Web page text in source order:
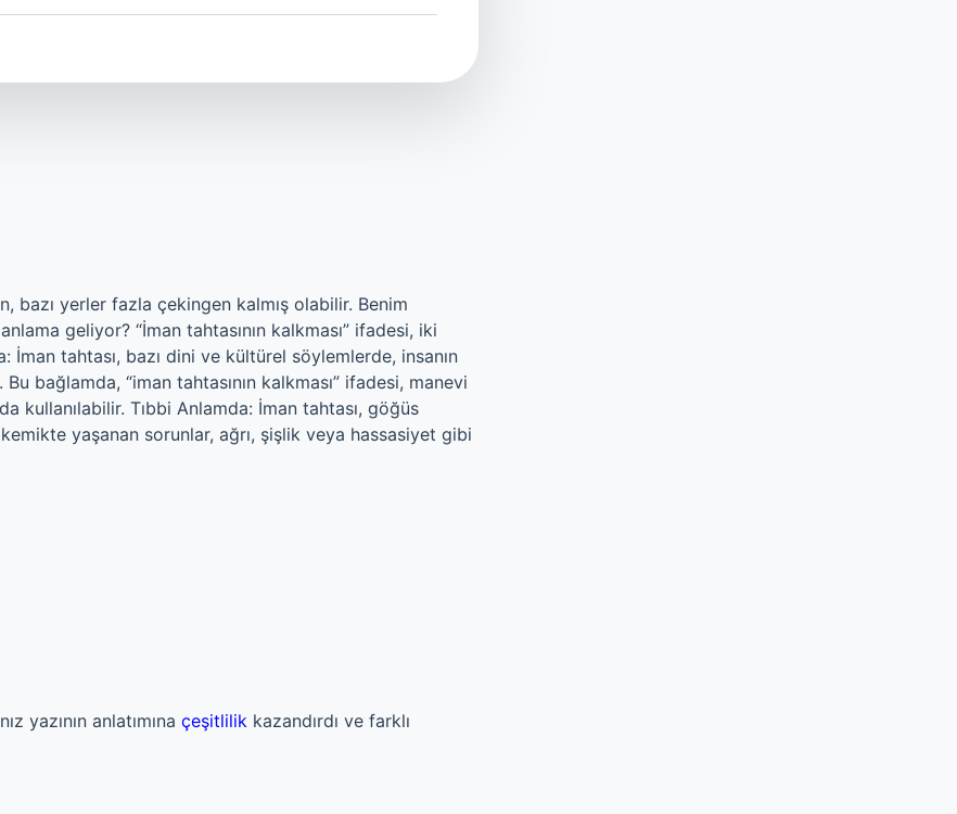
bazı yerler fazla çekingen kalmış olabilir. Benim
geliyor? “İman tahtasının kalkması” ifadesi, iki
tahtası, bazı dini ve kültürel söylemlerde, insanın
bağlamda, “iman tahtasının kalkması” ifadesi, manevi
kullanılabilir. Tıbbi Anlamda: İman tahtası, göğüs
yaşanan sorunlar, ağrı, şişlik veya hassasiyet gibi
yazının anlatımına çeşitlilik kazandırdı ve farklı